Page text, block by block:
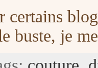
certains
buste, je